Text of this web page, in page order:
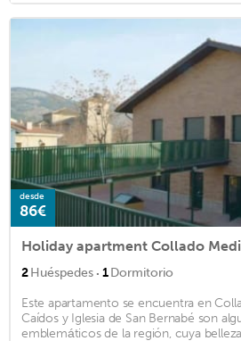
desde
86€
2Huéspedes · 1Dormitorio
Este apartamento se encuentra en
Caídos y Iglesia de San Bernabé son
emblemáticos de la región, cuya